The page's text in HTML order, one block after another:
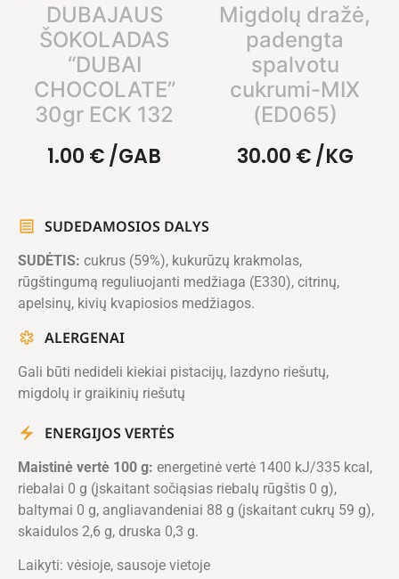
DUBAJAUS
ŠOKOLADAS
“DUBAI
CHOCOLATE”
30gr ECK 132
1.00 €/GAB
Migdolų dražė,
padengta
spalvotu
cukrumi-MIX
(ED065)
30.00 €/KG
SUDEDAMOSIOS DALYS
SUDĖTIS: cukrus (59%), kukurūzų krakmolas,
rūgštingumą reguliuojanti medžiaga (E330), citrinų,
apelsinų, kivių kvapiosios medžiagos.
ALERGENAI
Gali būti nedideli kiekiai pistacijų, lazdyno riešutų,
migdolų ir graikinių riešutų
ENERGIJOS VERTĖS
Maistinė vertė 100 g: energetinė vertė 1400 kJ/335 kcal,
riebalai 0 g (įskaitant sočiąsias riebalų rūgštis 0 g),
baltymai 0 g, angliavandeniai 88 g (įskaitant cukrų 59 g),
skaidulos 2,6 g, druska 0,3 g.
Laikyti: vėsioje, sausoje vietoje